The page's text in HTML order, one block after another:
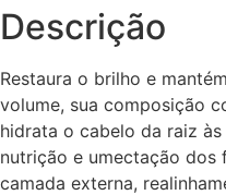
Descrição
Restaura o brilho e
volume, sua composição
hidrata o cabelo da raiz
nutrição e umectação dos
camada externa,